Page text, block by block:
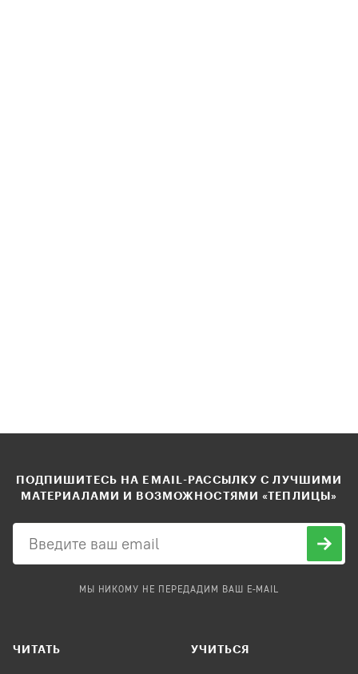
ПОДПИШИТЕСЬ НА EMAIL-РАССЫЛКУ С ЛУЧШИМИ
МАТЕРИАЛАМИ И ВОЗМОЖНОСТЯМИ «ТЕПЛИЦЫ»
МЫ НИКОМУ НЕ ПЕРЕДАДИМ ВАШ E-MAIL
ЧИТАТЬ УЧИТЬСЯ